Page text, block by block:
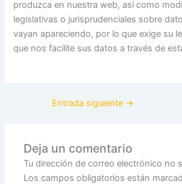
produzca en nuestra web, así como
legislativas o jurisprudenciales sobre
vayan apareciendo, por lo que exige su
que nos facilite sus datos a través de
Entrada siguiente →
Deja un comentario
Tu dirección de correo electrónico no
Los campos obligatorios están